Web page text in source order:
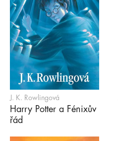
J. K. Rowlingová
Harry Potter a Fénixův
řád